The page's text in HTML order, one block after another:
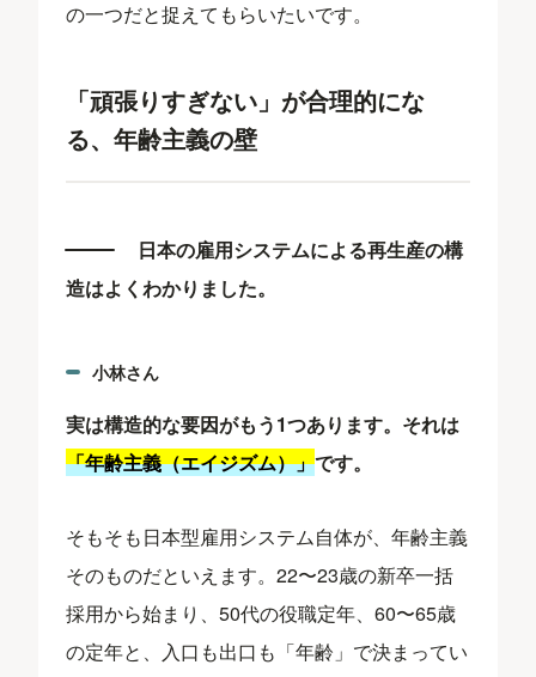
の一つだと捉えてもらいたいです。
「頑張りすぎない」が合理的にな
る、年齢主義の壁
日本の雇用システムによる再生産の構
造はよくわかりました。
小林さん
実は構造的な要因がもう1つあります。それは
「年齢主義（エイジズム）」です。
そもそも日本型雇用システム自体が、年齢主義
そのものだといえます。22〜23歳の新卒一括
採用から始まり、50代の役職定年、60〜65歳
の定年と、入口も出口も「年齢」で決まってい